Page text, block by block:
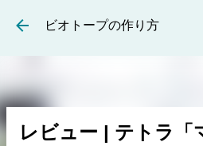
スキップしてメイン コ
ビオトープの作り方
レビュー | テトラ「